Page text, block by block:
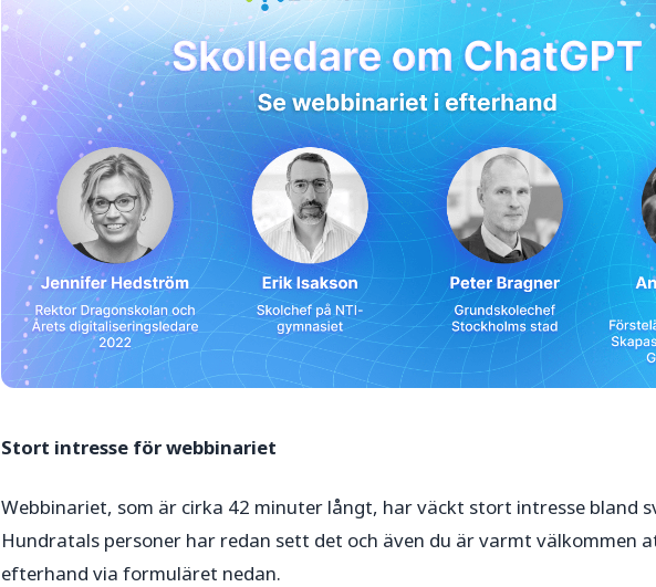
Stort intresse för webbinariet
Webbinariet, som är cirka 42 minuter långt, har väckt stort intresse bland
Hundratals personer har redan sett det och även du är varmt välkommen
efterhand via formuläret nedan.